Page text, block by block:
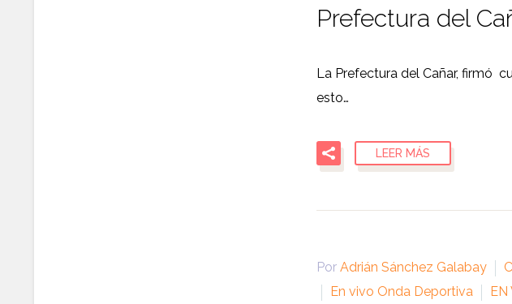
Prefectura del
La Prefectura del Cañar, firmó
esto…
LEER MÁS
Por Adrián Sánchez Galabay
En vivo Onda Deportiva
EN